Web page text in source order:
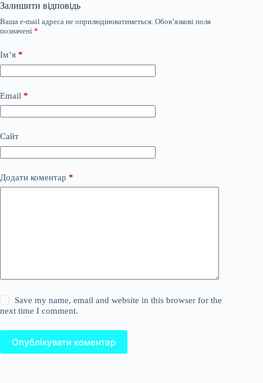
Залишити відповідь
Ваша e-mail адреса не оприлюднюватиметься. Обов’язкові поля
позначені *
Ім’я *
Email *
Сайт
Додати коментар *
Save my name, email and website in this browser for the
next time I comment.
Опублікувати коментар